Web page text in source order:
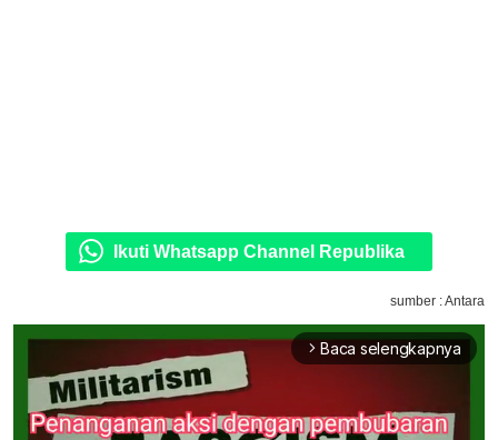
Ikuti Whatsapp Channel Republika
sumber : Antara
arrow_forward_ios Baca selengkapnya